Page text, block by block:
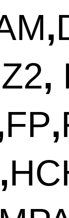
,
,
FP,
,